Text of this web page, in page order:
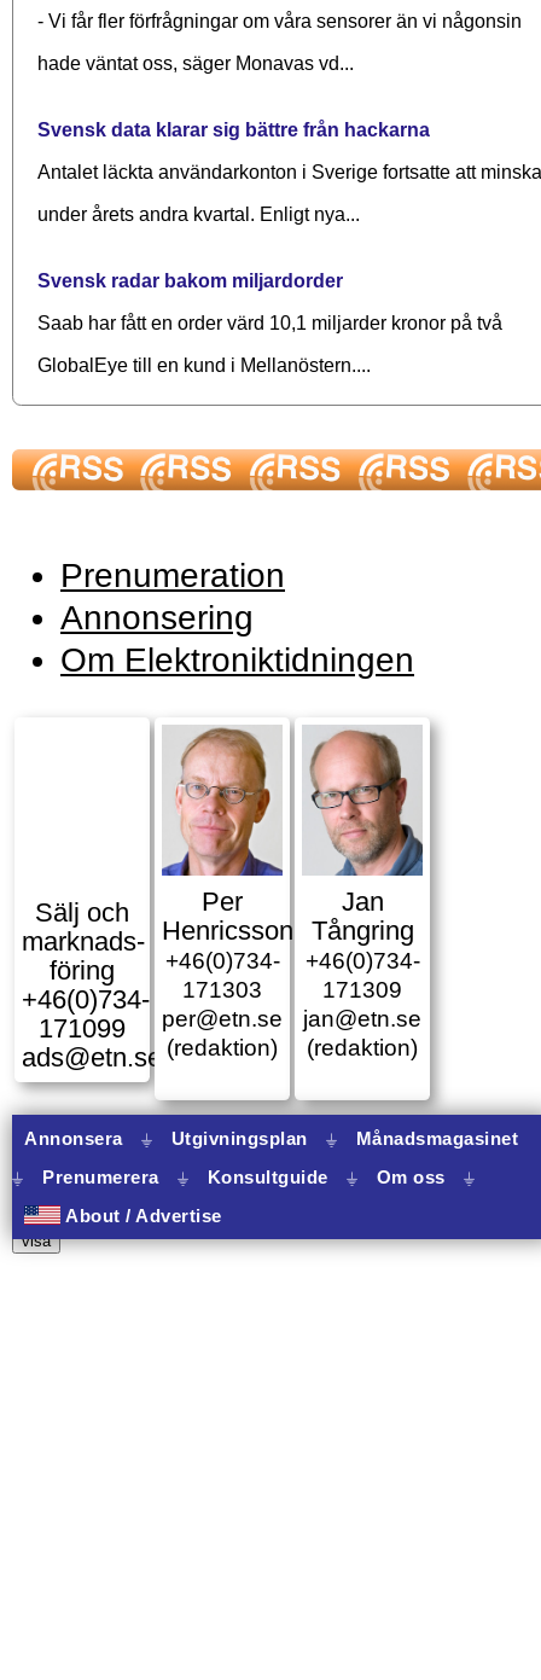
- Vi får fler förfrågningar om våra sensorer än vi någonsin
hade väntat oss, säger Monavas vd...
Svensk data klarar sig bättre från hackarna
Antalet läckta användarkonton i Sverige fortsatte att minska
under årets andra kvartal. Enligt nya...
Svensk radar bakom miljardorder
Saab har fått en order värd 10,1 miljarder kronor på två
GlobalEye till en kund i Mellanöstern....
Prenumeration
Annonsering
Om Elektroniktidningen
Sälj och
marknads­
föring
+46(0)734-
171099
ads@etn.se
Per
Henricsson
+46(0)734-
171303
per@etn.se
(redaktion)
Jan
Tångring
+46(0)734-
171309
jan@etn.se
(redaktion)
Annonsera ⏚ Utgivningsplan ⏚
Månadsmagasinet
⏚
Prenumerera ⏚ Konsultguide ⏚ Om oss
⏚
About / Advertise
10 banners varav 10 har onclick.